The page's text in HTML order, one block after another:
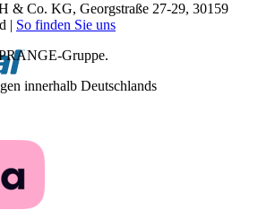
& Co. KG, Georgstraße 27-29, 30159
| So finden Sie uns
Gruppe.
innerhalb Deutschlands